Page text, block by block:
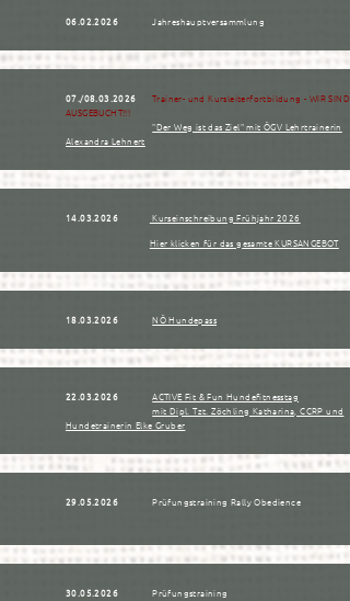
06.02.2026 Jahreshauptversammlung
07./08.03.2026
Trainer- und Kursleiterfortbildung - WIR SIND
AUSGEBUCHT!!!
"Der Weg ist das Ziel" mit ÖGV Lehrtrainerin
Alexandra Lehnert
14.03.2026
Kurseinschreibung Frühjahr 2026
Hier klicken für das gesamte KURSANGEBOT
18.03.2026 NÖ Hundepass
22.03.2026
ACTIVE Fit & Fun Hundefitnesstag
mit Dipl. Tzt. Zöchling Katharina, CCRP und
Hundetrainerin Elke Gruber
29.05.2026 Prüfungstraining Rally Obedience
30.05.2026 Prüfungstraining